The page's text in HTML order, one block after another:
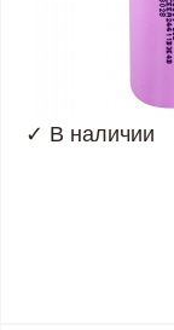
✓ В наличии